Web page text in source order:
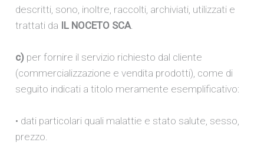
descritti, sono, inoltre, raccolti, archiviati, utilizzati e
trattati da IL NOCETO SCA
c) per fornire il servizio richiesto dal cliente
(commercializzazione e vendita prodotti), come di
seguito indicati a titolo meramente esemplificativo:
• dati particolari quali malattie e stato salute, sesso,
prezzo.